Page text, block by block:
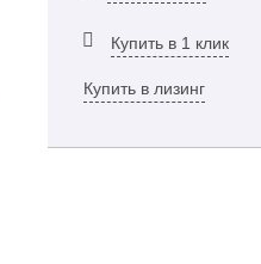
Купить в 1 клик
Купить в лизинг